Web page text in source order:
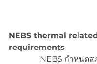
NEBS thermal related
requirements